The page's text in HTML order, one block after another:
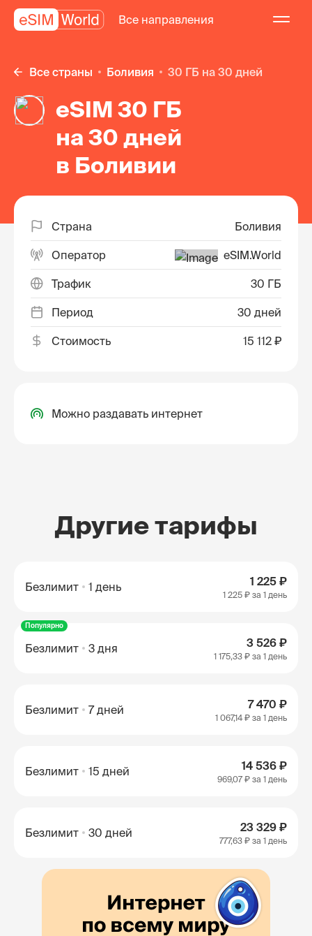
Все направления
Все страны Боливия 30 ГБ на 30 дней
eSIM 30 ГБ
на 30 дней
в Боливии
Страна Боливия
Оператор eSIM.World
Трафик 30 ГБ
Период 30 дней
Стоимость 15 112 ₽
Можно раздавать интернет
Другие тарифы
Безлимит 1 день 1 225 ₽
1 225 ₽ за 1 день
Популярно
Безлимит 3 дня 3 526 ₽
1 175,33 ₽ за 1 день
Безлимит 7 дней 7 470 ₽
1 067,14 ₽ за 1 день
Безлимит 15 дней 14 536 ₽
969,07 ₽ за 1 день
Безлимит 30 дней 23 329 ₽
777,63 ₽ за 1 день